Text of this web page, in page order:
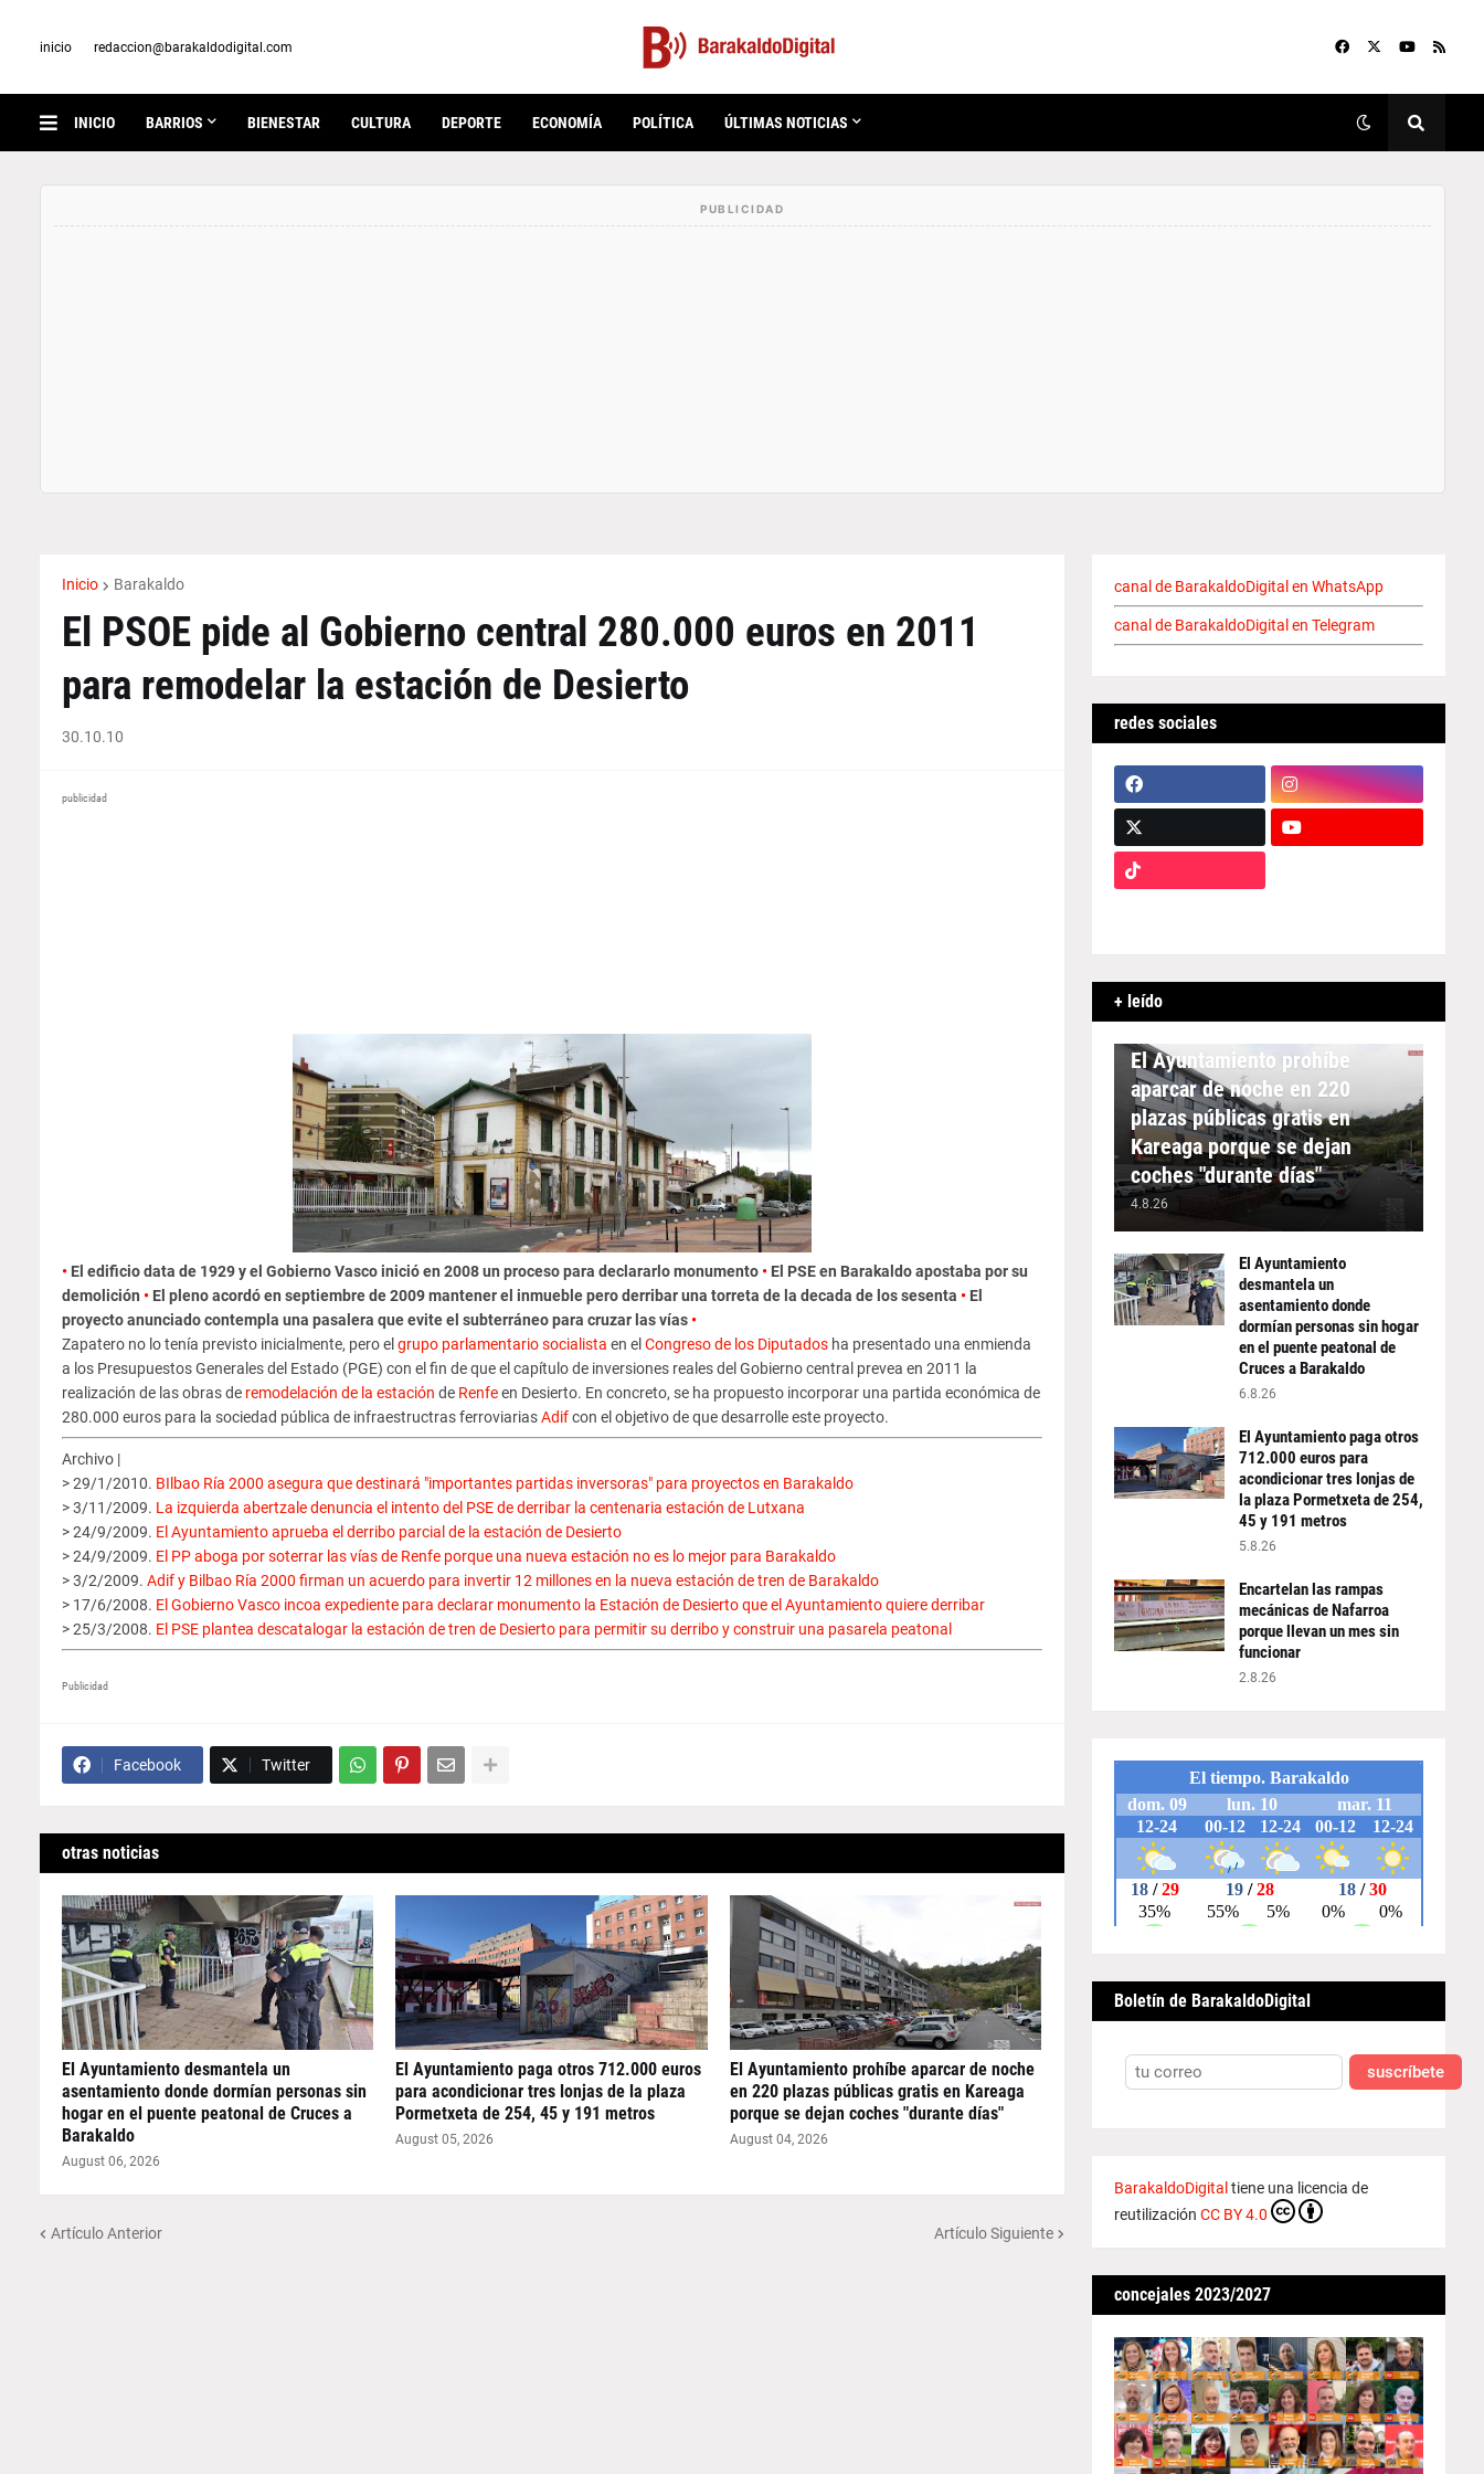
inicio redaccion@barakaldodigital.com
INICIO BARRIOS BIENESTAR CULTURA DEPORTE ECONOMÍA POLÍTICA ÚLTIMAS NOTICIAS
Inicio Barakaldo
El PSOE pide al Gobierno central 280.000 euros en 2011
para remodelar la estación de Desierto
30.10.10
publicidad
•El edificio data de 1929 y el Gobierno Vasco inició en 2008 un proceso para declararlo monumento •El PSE en Barakaldo apostaba por su
demolición •El pleno acordó en septiembre de 2009 mantener el inmueble pero derribar una torreta de la decada de los sesenta •El
proyecto anunciado contempla una pasalera que evite el subterráneo para cruzar las vías •
Zapatero no lo tenía previsto inicialmente, pero el grupo parlamentario socialista en el Congreso de los Diputadosha presentado una enmienda
a los Presupuestos Generales del Estado (PGE) con el fin de que el capítulo de inversiones reales del Gobierno central prevea en 2011 la
realización de las obras de remodelación de la estación de Renfeen Desierto. En concreto, se ha propuesto incorporar una partida económica de
280.000 euros para la sociedad pública de infraestructras ferroviariasAdifcon el objetivo de que desarrolle este proyecto.
Archivo |
> 29/1/2010. BIlbao Ría 2000 asegura que destinará "importantes partidas inversoras" para proyectos en Barakaldo
> 3/11/2009. La izquierda abertzale denuncia el intento del PSE de derribar la centenaria estación de Lutxana
> 24/9/2009. El Ayuntamiento aprueba el derribo parcial de la estación de Desierto
> 24/9/2009. El PP aboga por soterrar las vías de Renfe porque una nueva estación no es lo mejor para Barakaldo
> 3/2/2009. Adif y Bilbao Ría 2000 firman un acuerdo para invertir 12 millones en la nueva estación de tren de Barakaldo
> 17/6/2008. El Gobierno Vasco incoa expediente para declarar monumento la Estación de Desierto que el Ayuntamiento quiere derribar
> 25/3/2008. El PSE plantea descatalogar la estación de tren de Desierto para permitir su derribo y construir una pasarela peatonal
Publicidad
Facebook Twitter
otras noticias
El Ayuntamiento desmantela un
asentamiento donde dormían personas sin
hogar en el puente peatonal de Cruces a
Barakaldo
August 06, 2026
El Ayuntamiento paga otros 712.000 euros
para acondicionar tres lonjas de la plaza
Pormetxeta de 254, 45 y 191 metros
August 05, 2026
El Ayuntamiento prohíbe aparcar de noche
en 220 plazas públicas gratis en Kareaga
porque se dejan coches "durante días"
August 04, 2026
Artículo Anterior Artículo Siguiente
canal de BarakaldoDigital en WhatsApp
canal de BarakaldoDigital en Telegram
redes sociales
+ leído
APARCAMIENTO
El Ayuntamiento prohíbe
aparcar de noche en 220
plazas públicas gratis en
Kareaga porque se dejan
coches "durante días"
4.8.26
El Ayuntamiento
desmantela un
asentamiento donde
dormían personas sin hogar
en el puente peatonal de
Cruces a Barakaldo
6.8.26
El Ayuntamiento paga otros
712.000 euros para
acondicionar tres lonjas de
la plaza Pormetxeta de 254,
45 y 191 metros
5.8.26
Encartelan las rampas
mecánicas de Nafarroa
porque llevan un mes sin
funcionar
2.8.26
Boletín de BarakaldoDigital
suscríbete
BarakaldoDigital tiene una licencia de
reutilización CC BY 4.0
concejales 2023/2027